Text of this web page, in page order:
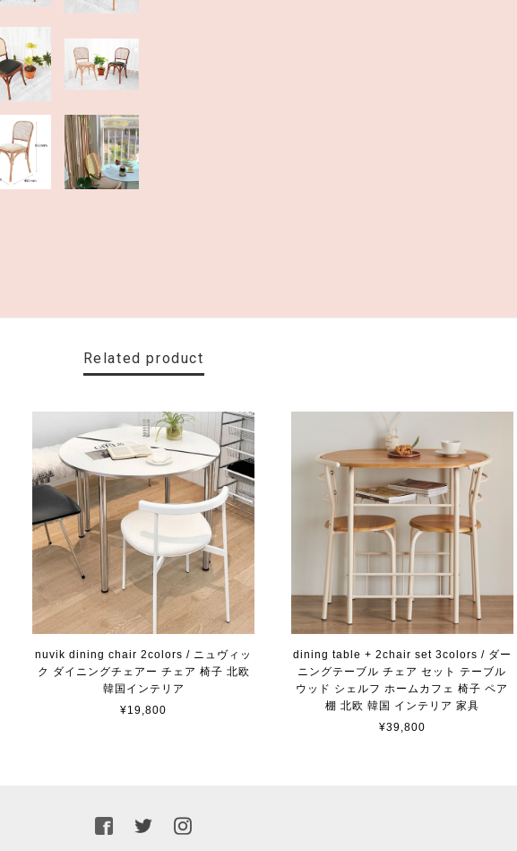
Related product
nuvik dining chair 2colors / ニュヴィッ
ク ダイニングチェアー チェア 椅子 北欧
韓国インテリア
¥19,800
dining table + 2chair set 3colors / ダー
ニングテーブル チェア セット テーブル
ウッド シェルフ ホームカフェ 椅子 ペア
棚 北欧 韓国 インテリア 家具
¥39,800